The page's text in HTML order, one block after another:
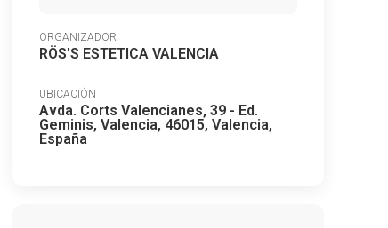
ORGANIZADOR
RÖS'S ESTETICA VALENCIA
UBICACIÓN
Avda. Corts Valencianes, 39 - Ed.
Geminis, Valencia, 46015, Valencia,
España